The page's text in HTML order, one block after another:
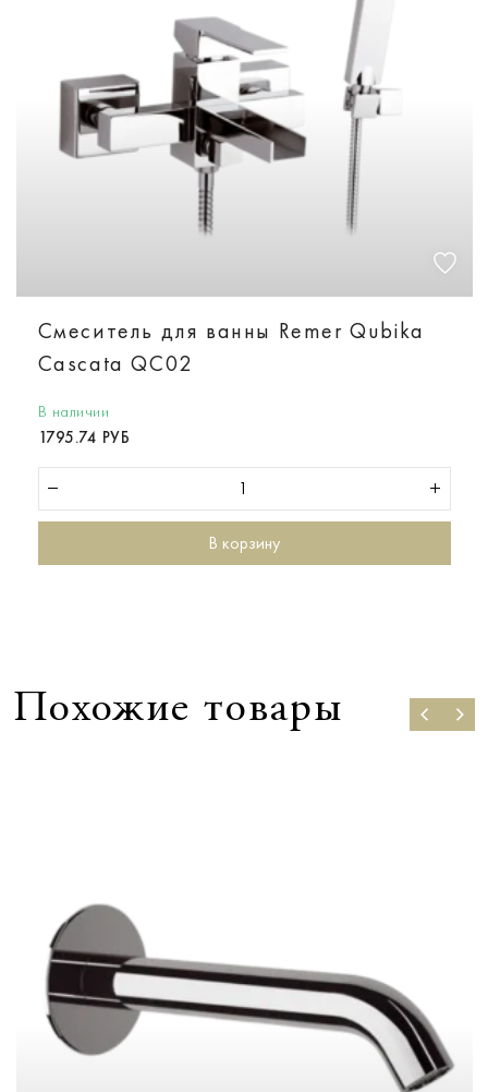
Смеситель для ванны Remer Qubika
Cascata QC02
В наличии
1795.74 РУБ
В корзину
Похожие товары